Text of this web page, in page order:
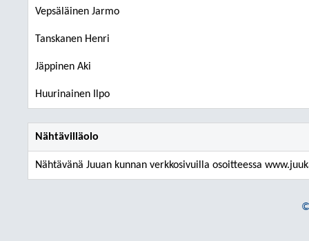
Vepsäläinen Jarmo
Tanskanen Henri
Jäppinen Aki
Huurinainen Ilpo
Nähtävilläolo
Nähtävänä Juuan kunnan verkkosivuilla osoitteessa